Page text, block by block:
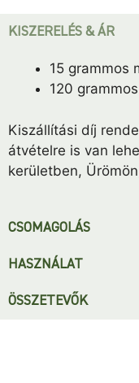
KISZERELÉS & ÁR
15 grammos
120
Kiszállítási díj
átvételre is van
kerületben,
CSOMAGOLÁS
HASZNÁLAT
ÖSSZETEVŐK